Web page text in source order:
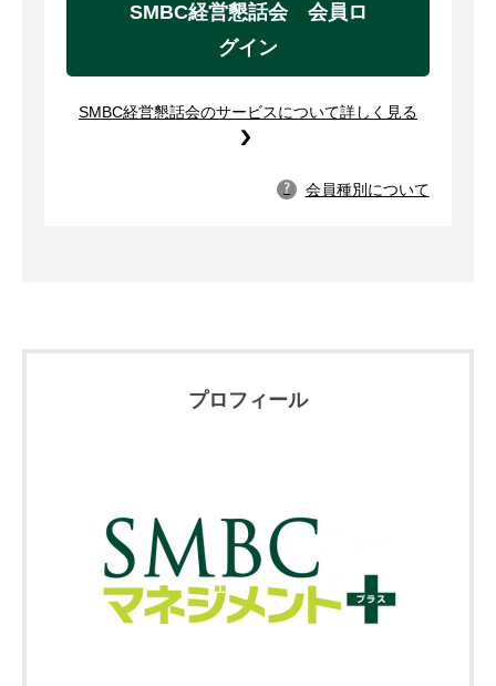
SMBC経営懇話会 会員ロ
グイン
SMBC経営懇話会のサービスについて詳しく見る
? 会員種別について
プロフィール